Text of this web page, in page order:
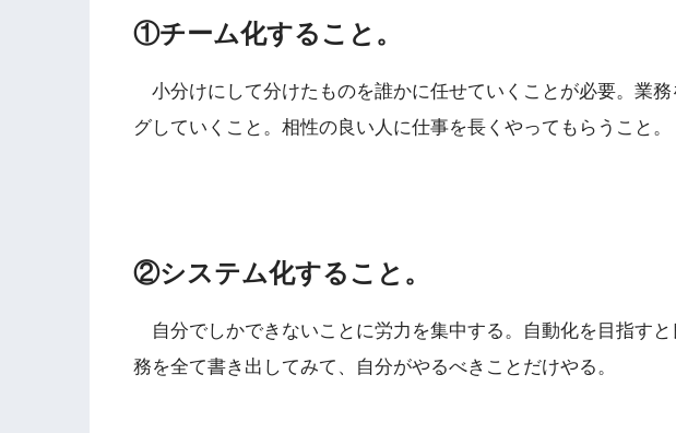
①チーム化すること。
小分けにして分けたものを誰かに任せていくことが必要。業
グしていくこと。相性の良い人に仕事を長くやってもらうこと。
②システム化すること。
自分でしかできないことに労力を集中する。自動化を目指す
務を全て書き出してみて、自分がやるべきことだけやる。